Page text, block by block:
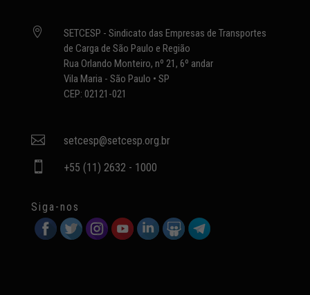

SETCESP - Sindicato das Empresas de Transportes
de Carga de São Paulo e Região
Rua Orlando Monteiro, nº 21, 6º andar
Vila Maria - São Paulo • SP
CEP: 02121-021
 setcesp@setcesp.org.br
 +55 (11) 2632 - 1000
Siga-nos